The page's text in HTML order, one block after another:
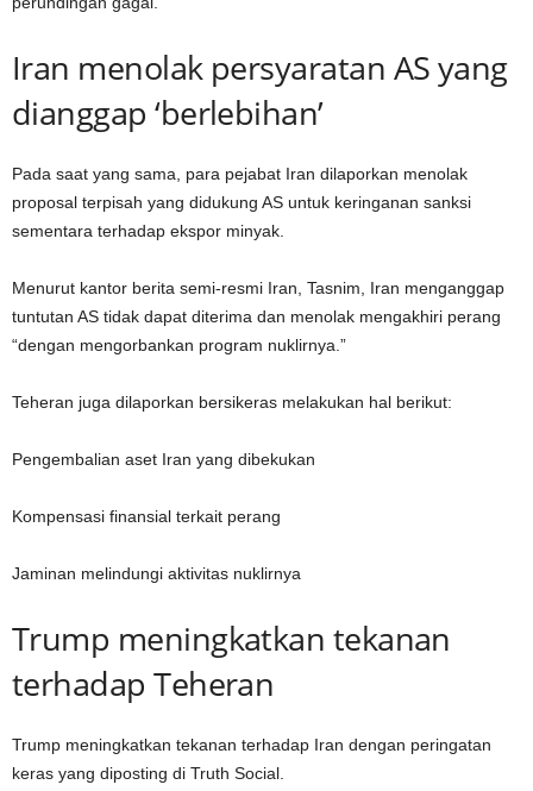
Iran menolak persyaratan AS yang
dianggap ‘berlebihan’
Pada saat yang sama, para pejabat Iran dilaporkan menolak
proposal terpisah yang didukung AS untuk keringanan sanksi
sementara terhadap ekspor minyak.
Menurut kantor berita semi-resmi Iran, Tasnim, Iran menganggap
tuntutan AS tidak dapat diterima dan menolak mengakhiri perang
“dengan mengorbankan program nuklirnya.”
Teheran juga dilaporkan bersikeras melakukan hal berikut:
Pengembalian aset Iran yang dibekukan
Kompensasi finansial terkait perang
Jaminan melindungi aktivitas nuklirnya
Trump meningkatkan tekanan
terhadap Teheran
Trump meningkatkan tekanan terhadap Iran dengan peringatan
keras yang diposting di Truth Social.